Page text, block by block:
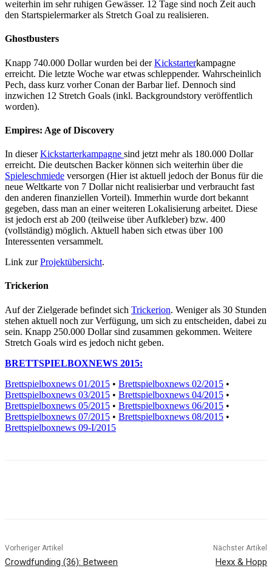
weiterhin im sehr ruhigen Gewässer. 12 Tage sind noch Zeit auch
den Startspielermarker als Stretch Goal zu realisieren.
Ghostbusters
Knapp 740.000 Dollar wurden bei derKickstarterkampagne
erreicht. Die letzte Woche war etwas schleppender. Wahrscheinlich
Pech, dass kurz vorher Conan der Barbar lief. Dennoch sind
inzwichen 12 Stretch Goals (inkl. Backgroundstory veröffentlich
worden).
Empires: Age of Discovery
In dieserKickstarterkampagne sind jetzt mehr als 180.000 Dollar
erreicht. Die deutschen Backer können sich weiterhin über die
Spieleschmiede versorgen (Hier ist aktuell jedoch der Bonus für die
neue Weltkarte von 7 Dollar nicht realisierbar und verbraucht fast
den anderen finanziellen Vorteil). Immerhin wurde dort bekannt
gegeben, dass man an einer weiteren Lokalisierung arbeitet. Diese
ist jedoch erst ab 200 (teilweise über Aufkleber) bzw. 400
(vollständig) möglich. Aktuell haben sich etwas über 100
Interessenten versammelt.
Link zurProjektübersicht.
Trickerion
Auf der Zielgerade befindet sich Trickerion. Weniger als 30 Stunden
stehen aktuell noch zur Verfügung, um sich zu entscheiden, dabei zu
sein. Knapp 250.000 Dollar sind zusammen gekommen. Weitere
Stretch Goals wird es jedoch nicht geben.
BRETTSPIELBOXNEWS 2015:
Brettspielboxnews 01/2015 • Brettspielboxnews 02/2015 •
Brettspielboxnews 03/2015 • Brettspielboxnews 04/2015 •
Brettspielboxnews 05/2015 • Brettspielboxnews 06/2015 •
Brettspielboxnews 07/2015 • Brettspielboxnews 08/2015 •
Brettspielboxnews 09-I/2015
Vorheriger Artikel
Crowdfunding (36): Between
Nächster Artikel
Hexx & Hopp